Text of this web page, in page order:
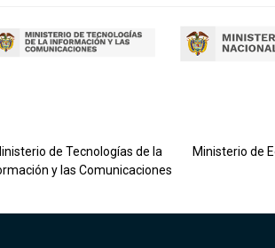
de Tecnologías de la
y las Comunicaciones
Ministerio de